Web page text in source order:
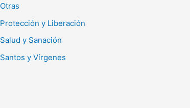
Otras
Protección y Liberación
Salud y Sanación
Santos y Vírgenes